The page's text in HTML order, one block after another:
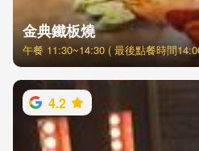
金典鐵板燒
4.2